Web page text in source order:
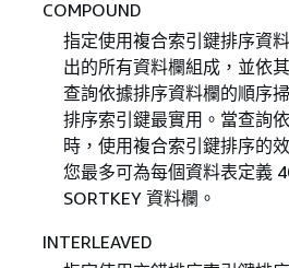
COMPOUND
指定使用複合索引鍵排序資
出的所有資料欄組成，並依
查詢依據排序資料欄的順序
排序索引鍵最實用。當查詢
時，使用複合索引鍵排序的
您最多可為每個資料表定義
SORTKEY 資料欄。
INTERLEAVED